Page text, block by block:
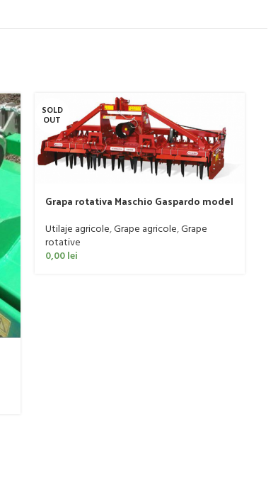
SOLD
OUT
Grapa rotativa Maschio Gaspardo model
Utilaje agricole,Grape agricole,Grape
rotative
0,00lei